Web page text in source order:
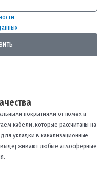
покрытиями от помех и
кабели, которые рассчитаны на
укладки в канализационные
выдерживают любые атмосферные